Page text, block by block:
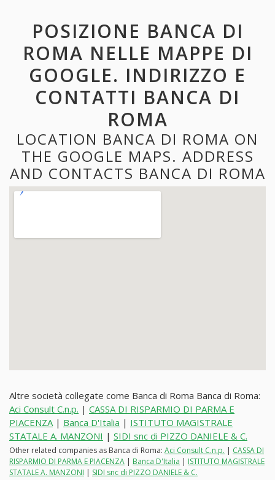
POSIZIONE BANCA DI
ROMA NELLE MAPPE DI
GOOGLE. INDIRIZZO E
CONTATTI BANCA DI
ROMA
LOCATION BANCA DI ROMA ON
THE GOOGLE MAPS. ADDRESS
AND CONTACTS BANCA DI ROMA
Altre società collegate come Banca di Roma Banca di Roma:
Aci Consult C.n.p. | CASSA DI RISPARMIO DI PARMA E
PIACENZA| Banca D'Italia | ISTITUTO MAGISTRALE
STATALE A. MANZONI | SIDI snc di PIZZO DANIELE & C.
Other related companies as Banca di Roma: Aci Consult C.n.p. | CASSA DI
RISPARMIO DI PARMA E PIACENZA | Banca D'Italia | ISTITUTO MAGISTRALE
STATALE A. MANZONI | SIDI snc di PIZZO DANIELE & C.